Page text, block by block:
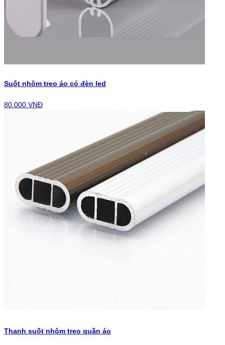
Suốt nhôm treo áo có đèn led
80.000 VNĐ
Thanh suốt nhôm treo quần áo